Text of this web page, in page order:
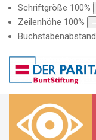
Schriftgröße 100%
Zeilenhöhe 100%
Buchstabenabstand